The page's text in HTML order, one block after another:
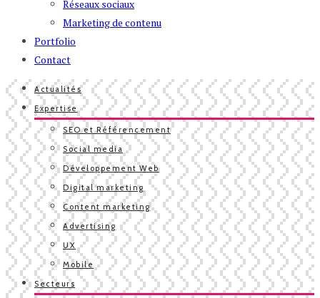
Réseaux sociaux
Marketing de contenu
Portfolio
Contact
Actualités
Expertise
SEO et Référencement
Social media
Développement Web
Digital marketing
Content marketing
Advertising
UX
Mobile
Secteurs